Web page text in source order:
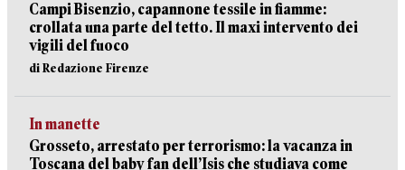
Campi Bisenzio, capannone tessile in fiamme:
crollata una parte del tetto. Il maxi intervento dei
vigili del fuoco
di Redazione Firenze
In manette
Grosseto, arrestato per terrorismo: la vacanza in
Toscana del baby fan dell’Isis che studiava come